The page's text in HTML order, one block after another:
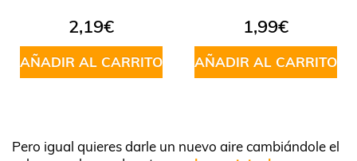
2,19€
AÑADIR AL CARRITO
1,99€
AÑADIR AL CARRITO
Pero igual quieres darle un nuevo aire cambiándole el